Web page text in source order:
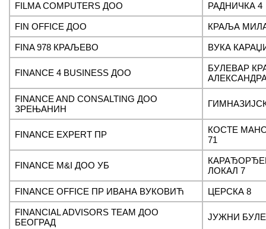
FILMA COMPUTERS ДОО РАДНИЧКА 4
FIN OFFICE ДОО КРАЉА
FINA 978 КРАЉЕВО ВУКА
FINANCE 4 BUSINESS ДОО
БУЛЕВАР
АЛЕКСАНДРА
FINANCE AND CONSALTING ДОО
ЗРЕЊАНИН
FINANCE EXPERT ПР
КОСТЕ
71
FINANCE M&I ДОО УБ
ЛОКАЛ 7
FINANCE OFFICE ПР ИВАНА ВУКОВИЋ ЦЕРСКА 8
FINANCIAL ADVISORS TEAM ДОО
БЕОГРАД
ЈУЖНИ